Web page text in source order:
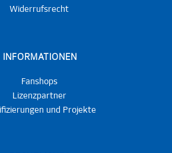
Widerrufsrecht
INFORMATIONEN
Fanshops
Lizenzpartner
und Projekte